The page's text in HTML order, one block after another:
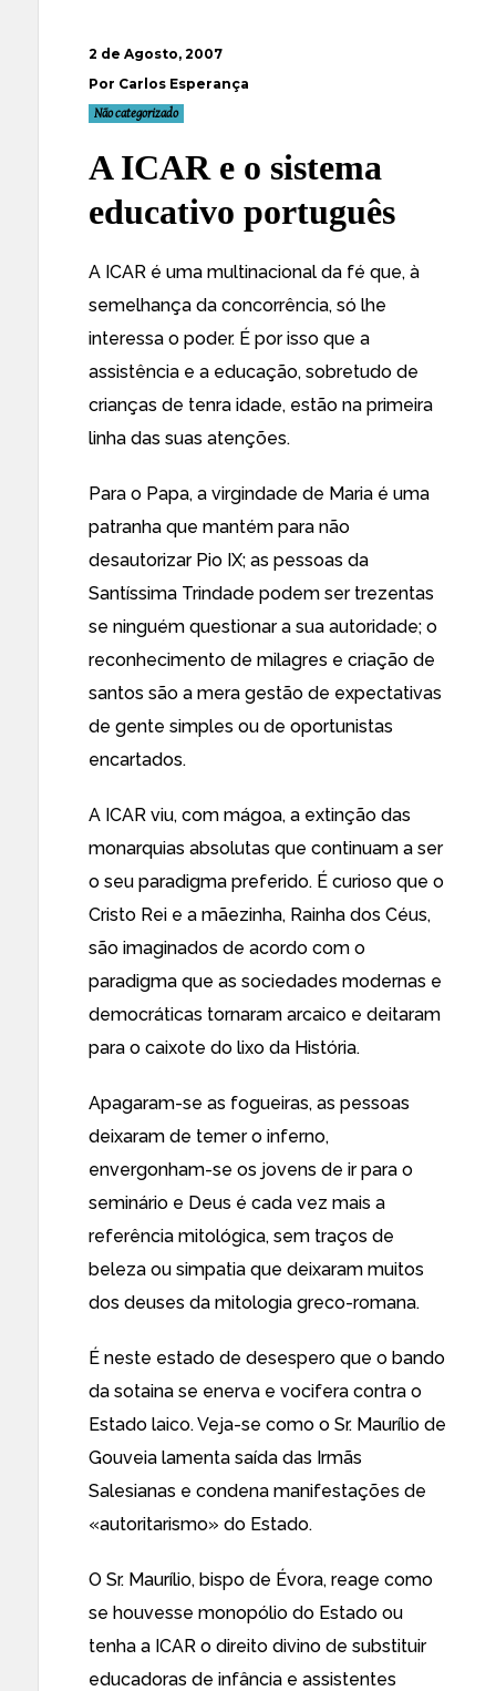
2 de Agosto, 2007
Por Carlos Esperança
Não categorizado
A ICAR e o sistema
educativo português
A ICAR é uma multinacional da fé que, à
semelhança da concorrência, só lhe
interessa o poder. É por isso que a
assistência e a educação, sobretudo de
crianças de tenra idade, estão na primeira
linha das suas atenções.
Para o Papa, a virgindade de Maria é uma
patranha que mantém para não
desautorizar Pio IX; as pessoas da
Santíssima Trindade podem ser trezentas
se ninguém questionar a sua autoridade; o
reconhecimento de milagres e criação de
santos são a mera gestão de expectativas
de gente simples ou de oportunistas
encartados.
A ICAR viu, com mágoa, a extinção das
monarquias absolutas que continuam a ser
o seu paradigma preferido. É curioso que o
Cristo Rei e a mãezinha, Rainha dos Céus,
são imaginados de acordo com o
paradigma que as sociedades modernas e
democráticas tornaram arcaico e deitaram
para o caixote do lixo da História.
Apagaram-se as fogueiras, as pessoas
deixaram de temer o inferno,
envergonham-se os jovens de ir para o
seminário e Deus é cada vez mais a
referência mitológica, sem traços de
beleza ou simpatia que deixaram muitos
dos deuses da mitologia greco-romana.
É neste estado de desespero que o bando
da sotaina se enerva e vocifera contra o
Estado laico. Veja-se como o Sr. Maurílio de
Gouveia lamenta saída das Irmãs
Salesianas e condena manifestações de
«autoritarismo» do Estado.
O Sr. Maurílio, bispo de Évora, reage como
se houvesse monopólio do Estado ou
tenha a ICAR o direito divino de substituir
educadoras de infância e assistentes